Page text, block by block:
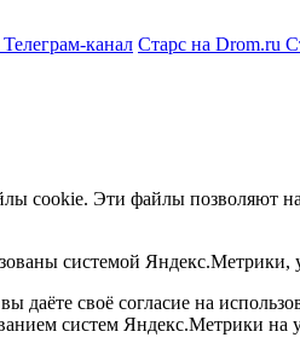
Телеграм-канал Старс на Drom.ru
cookie. Эти файлы позволяют
системой Яндекс.Метрики,
даёте своё согласие на
систем Яндекс.Метрики на